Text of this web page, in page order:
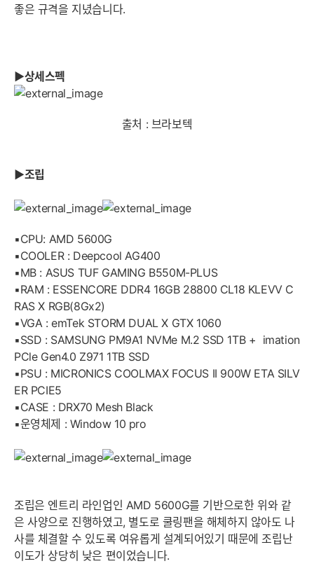
좋은 규격을 지녔습니다.
▶상세스펙
출처 : 브라보텍
▶조립
▪️CPU: AMD 5600G
▪️COOLER : Deepcool AG400
▪️MB : ASUS TUF GAMING B550M-PLUS
▪️RAM : ESSENCORE DDR4 16GB 28800 CL18 KLEVV C
RAS X RGB(8Gx2)
▪️VGA : emTek STORM DUAL X GTX 1060
▪️SSD : SAMSUNG PM9A1 NVMe M.2 SSD 1TB + imation
PCle Gen4.0 Z971 1TB SSD
▪️PSU : MICRONICS COOLMAX FOCUS II 900W ETA SILV
ER PCIE5
▪️CASE : DRX70 Mesh Black
▪️운영체제 : Window 10 pro
조립은 엔트리 라인업인 AMD 5600G를 기반으로한 위와 같
은 사양으로 진행하였고, 별도로 쿨링팬을 해체하지 않아도 나
사를 체결할 수 있도록 여유롭게 설계되어있기 때문에 조립난
이도가 상당히 낮은 편이었습니다.